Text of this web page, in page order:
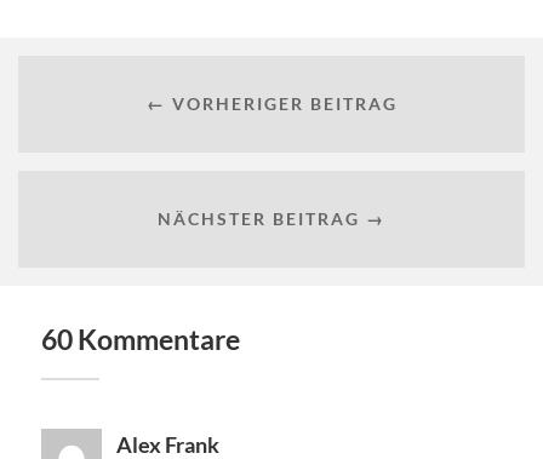
← VORHERIGER BEITRAG
NÄCHSTER BEITRAG →
60 Kommentare
Alex Frank